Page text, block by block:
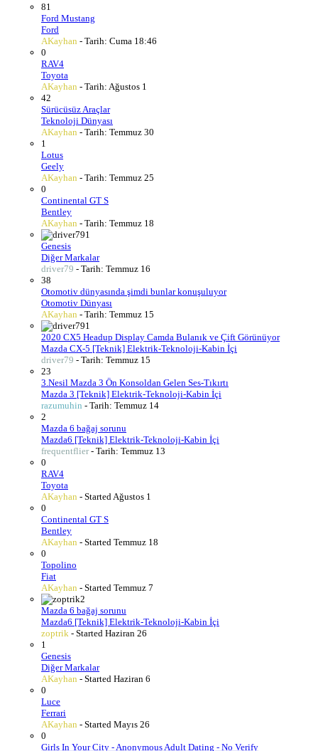
81
Ford Mustang
Ford
AKayhan - Tarih: Cuma 18:46
0
RAV4
Toyota
AKayhan - Tarih: Ağustos 1
42
Sürücüsüz Araçlar
Teknoloji Dünyası
AKayhan - Tarih: Temmuz 30
1
Lotus
Geely
AKayhan - Tarih: Temmuz 25
0
Continental GT S
Bentley
AKayhan - Tarih: Temmuz 18
1
Genesis
Diğer Markalar
driver79 - Tarih: Temmuz 16
38
Otomotiv dünyasında şimdi bunlar konuşuluyor
Otomotiv Dünyası
AKayhan - Tarih: Temmuz 15
1
2020 CX5 Headup Display Camda Bulanık ve Çift Görünüyor
Mazda CX-5 [Teknik] Elektrik-Teknoloji-Kabin İçi
driver79 - Tarih: Temmuz 15
23
3.Nesil Mazda 3 Ön Konsoldan Gelen Ses-Tıkırtı
Mazda 3 [Teknik] Elektrik-Teknoloji-Kabin İçi
razumuhin - Tarih: Temmuz 14
2
Mazda 6 bağaj sorunu
Mazda6 [Teknik] Elektrik-Teknoloji-Kabin İçi
frequentflier- Tarih: Temmuz 13
0
RAV4
Toyota
AKayhan - Started Ağustos 1
0
Continental GT S
Bentley
AKayhan - Started Temmuz 18
0
Topolino
Fiat
AKayhan - Started Temmuz 7
2
Mazda 6 bağaj sorunu
Mazda6 [Teknik] Elektrik-Teknoloji-Kabin İçi
zoptrik - Started Haziran 26
1
Genesis
Diğer Markalar
AKayhan - Started Haziran 6
0
Luce
Ferrari
AKayhan - Started Mayıs 26
0
Girls In Your City - Anonymous Adult Dating - No Verify